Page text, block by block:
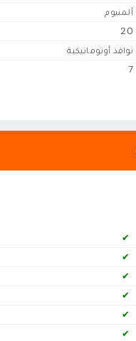
ألمنيوم
20
نوافذ أوتوماتيكية
7
✔
✔
✔
✔
✔
✔